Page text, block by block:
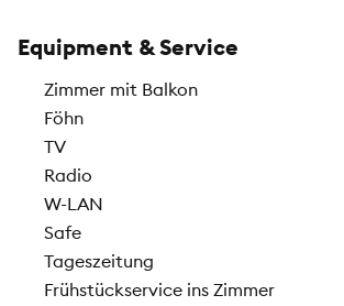
Equipment & Service
Zimmer mit Balkon
Föhn
TV
Radio
W-LAN
Safe
Tageszeitung
Frühstückservice ins Zimmer